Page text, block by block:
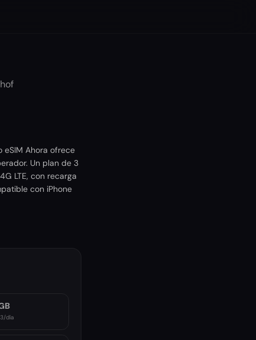
eSIM Ahora ofrece
Un plan de 3
LTE, con recarga
con iPhone
/día